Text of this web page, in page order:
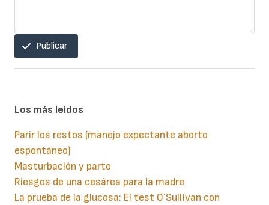
Publicar
Los más leidos
Parir los restos (manejo expectante aborto
espontáneo)
Masturbación y parto
Riesgos de una cesárea para la madre
La prueba de la glucosa: El test O´Sullivan con